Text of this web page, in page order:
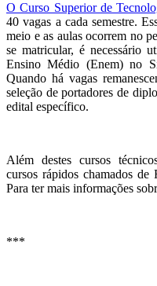
O Curso Superior de
40 vagas a cada semestre.
meio e as aulas ocorrem no
se matricular, é necessário
Ensino Médio (Enem) no
Quando há vagas
seleção de portadores de
edital específico.
Além destes cursos
cursos rápidos chamados
Para ter mais informações
***